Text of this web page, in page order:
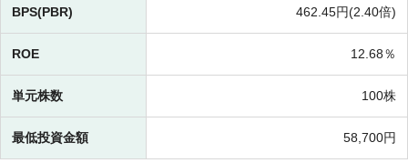
BPS(PBR) 462.45円(2.40倍)
ROE 12.68％
単元株数 100株
最低投資金額 58,700円